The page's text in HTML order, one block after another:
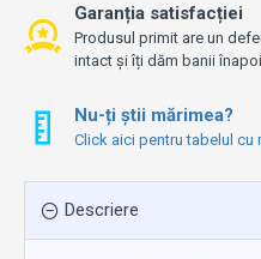
Garanția satisfacției
Produsul primit are un
intact și îți dăm banii
Nu-ți știi mărimea?
Click aici pentru tabelul cu
Descriere